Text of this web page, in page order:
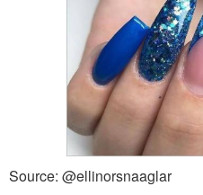
Source: @ellinorsnaaglar